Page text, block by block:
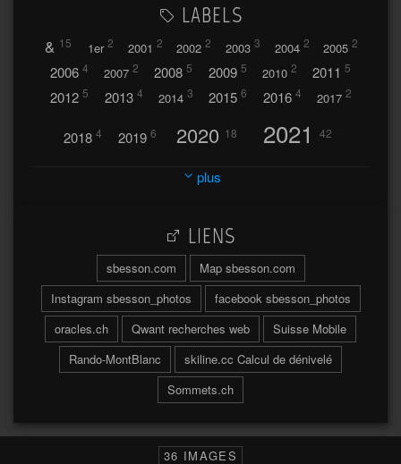
LABELS
& 15 1er 2 2001 2 2002 2 2003 3 2004 2 2005 2
2006 4 2007 2 2008 5 2009 5 2010 2 2011 5
2012 5 2013 4 2014 3 2015 6 2016 4 2017 2
2018 4 2019 6 2020 18 2021 42
2023 32
2026
A travers l'hublot 17 Abländschen 3
Açores 2004 64 Adelboden 2
Adonis 6
Afrique du Sud 2019
Al Albert 2 Albrunpass
plus
LIENS
sbesson.com
Map sbesson.com
Instagram sbesson_photos
facebook sbesson_photos
oracles.ch
Qwant recherches web
Suisse Mobile
Rando-MontBlanc
skiline.cc Calcul de dénivelé
Sommets.ch
36 IMAGES